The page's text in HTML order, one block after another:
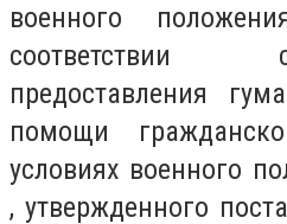
военного
предоставления
помощи
условиях военного
, утвержденного